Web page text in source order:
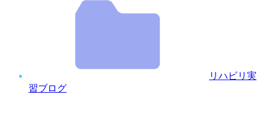
リハビリ実
習ブログ